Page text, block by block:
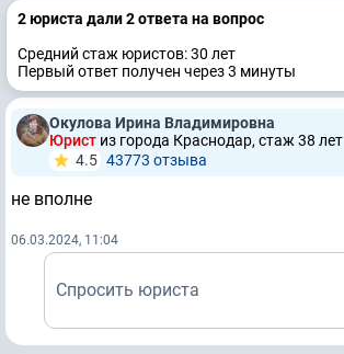
2 юристa дали 2 ответa на вопрос
Средний стаж юристов: 30 лет
Первый ответ получен через 3 минуты
Окулова Ирина Владимировна
Юрист из города Краснодар, стаж 38 лет
4.5 43773 отзывa
не вполне
06.03.2024, 11:04
Спросить юриста